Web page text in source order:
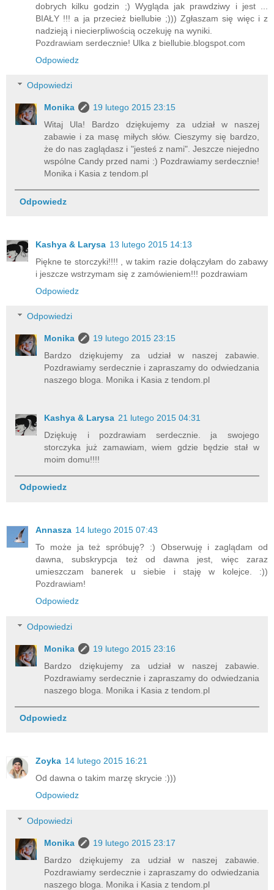
dobrych kilku godzin ;) Wygląda jak prawdziwy i jest ...
BIAŁY !!! a ja przecież biellubie ;))) Zgłaszam się więc i z
nadzieją i niecierpliwością oczekuję na wyniki.
Pozdrawiam serdecznie! Ulka z biellubie.blogspot.com
Odpowiedz
Odpowiedzi
Monika
19 lutego 2015 23:15
Witaj Ula! Bardzo dziękujemy za udział w naszej
zabawie i za masę miłych słów. Cieszymy się bardzo,
że do nas zaglądasz i "jesteś z nami". Jeszcze niejedno
wspólne Candy przed nami :) Pozdrawiamy serdecznie!
Monika i Kasia z tendom.pl
Odpowiedz
Kashya & Larysa 13 lutego 2015 14:13
Piękne te storczyki!!!! , w takim razie dołączyłam do zabawy
i jeszcze wstrzymam się z zamówieniem!!! pozdrawiam
Odpowiedz
Odpowiedzi
Monika
19 lutego 2015 23:15
Bardzo dziękujemy za udział w naszej zabawie.
Pozdrawiamy serdecznie i zapraszamy do odwiedzania
naszego bloga. Monika i Kasia z tendom.pl
Kashya & Larysa 21 lutego 2015 04:31
Dziękuję i pozdrawiam serdecznie. ja swojego
storczyka już zamawiam, wiem gdzie będzie stał w
moim domu!!!!
Odpowiedz
Annasza 14 lutego 2015 07:43
To może ja też spróbuję? :) Obserwuję i zaglądam od
dawna, subskrypcja też od dawna jest, więc zaraz
umieszczam banerek u siebie i staję w kolejce. :))
Pozdrawiam!
Odpowiedz
Odpowiedzi
Monika
19 lutego 2015 23:16
Bardzo dziękujemy za udział w naszej zabawie.
Pozdrawiamy serdecznie i zapraszamy do odwiedzania
naszego bloga. Monika i Kasia z tendom.pl
Odpowiedz
Zoyka 14 lutego 2015 16:21
Od dawna o takim marzę skrycie :)))
Odpowiedz
Odpowiedzi
Monika
19 lutego 2015 23:17
Bardzo dziękujemy za udział w naszej zabawie.
Pozdrawiamy serdecznie i zapraszamy do odwiedzania
naszego bloga. Monika i Kasia z tendom.pl